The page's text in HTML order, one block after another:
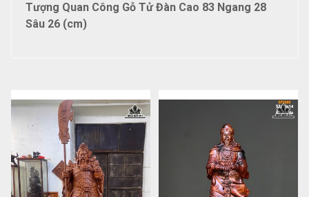
Tượng Quan Công Gỗ Tử Đàn Cao 83 Ngang 28
Sâu 26 (cm)